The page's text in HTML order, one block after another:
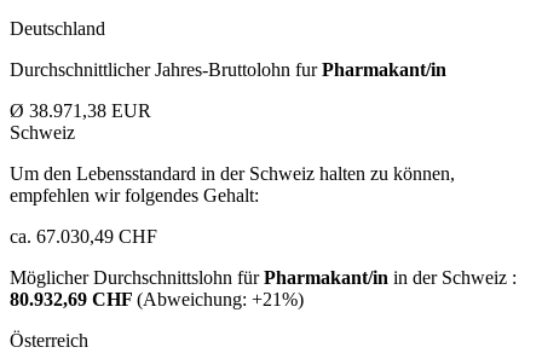
Deutschland
Durchschnittlicher Jahres-Bruttolohn furPharmakant/in
Ø 38.971,38 EUR
Schweiz
Um den Lebensstandard in der Schweiz halten zu können,
empfehlen wir folgendes Gehalt:
ca. 67.030,49 CHF
Möglicher Durchschnittslohn fürPharmakant/in in der Schweiz :
80.932,69 CHF (Abweichung: +21%)
Österreich